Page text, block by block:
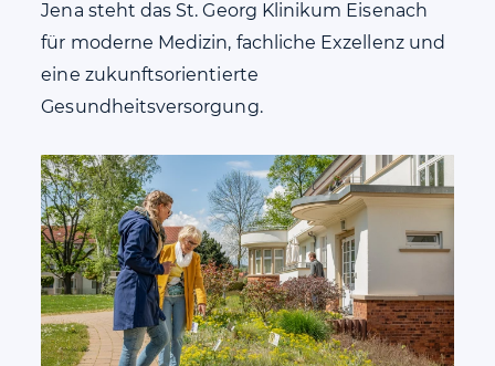
Jena steht das St. Georg Klinikum Eisenach
für moderne Medizin, fachliche Exzellenz und
eine zukunftsorientierte
Gesundheitsversorgung.